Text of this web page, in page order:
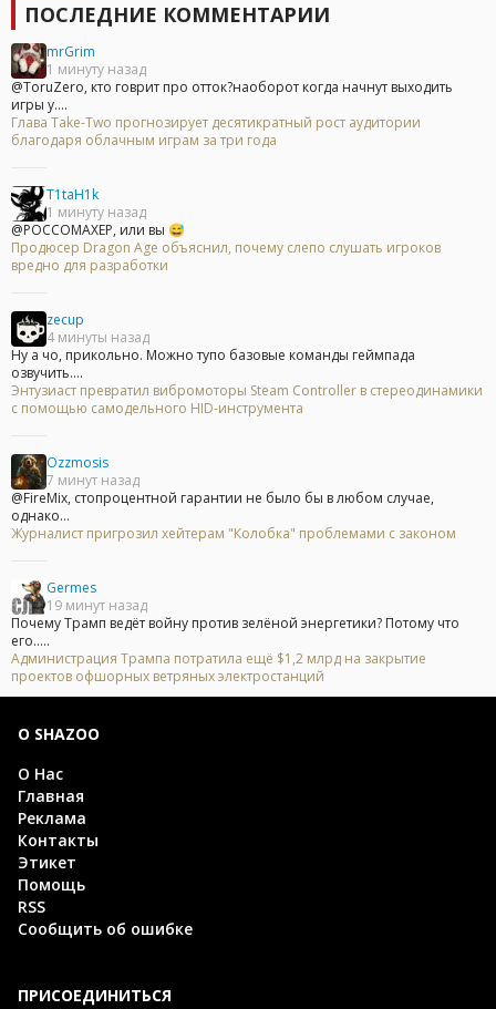
ПОСЛЕДНИЕ КОММЕНТАРИИ
mrGrim
1 минуту назад
@ToruZero, кто говрит про отток?наоборот когда начнут выходить
игры у....
Глава Take-Two прогнозирует десятикратный рост аудитории
благодаря облачным играм за три года
T1taH1k
1 минуту назад
@POCCOMAXEP, или вы 😅
Продюсер Dragon Age объяснил, почему слепо слушать игроков
вредно для разработки
zecup
4 минуты назад
Ну а чо, прикольно. Можно тупо базовые команды геймпада
озвучить....
Энтузиаст превратил вибромоторы Steam Controller в стереодинамики
с помощью самодельного HID-инструмента
Ozzmosis
7 минут назад
@FireMix, стопроцентной гарантии не было бы в любом случае,
однако...
Журналист пригрозил хейтерам "Колобка" проблемами с законом
Germes
19 минут назад
Почему Трамп ведёт войну против зелёной энергетики? Потому что
его.....
Администрация Трампа потратила ещё $1,2 млрд на закрытие
проектов офшорных ветряных электростанций
О SHAZOO
О Нас
Главная
Реклама
Контакты
Этикет
Помощь
RSS
Сообщить об ошибке
ПРИСОЕДИНИТЬСЯ